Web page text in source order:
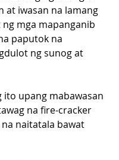
at iwasan na lamang
mga mapanganib
paputok na
ng sunog at
ito upang mabawasan
na fire-cracker
naitatala bawat